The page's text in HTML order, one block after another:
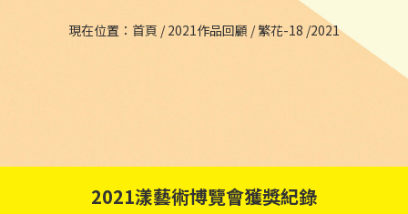
現在位置： 首頁 /2021作品回顧 /繁花-18 /2021
2021漾藝術博覽會獲獎紀錄